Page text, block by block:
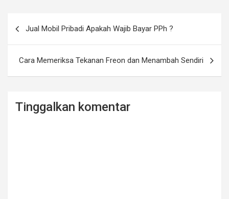
o
k
Jual Mobil Pribadi Apakah Wajib Bayar PPh ?
Cara Memeriksa Tekanan Freon dan Menambah Sendiri
Tinggalkan komentar